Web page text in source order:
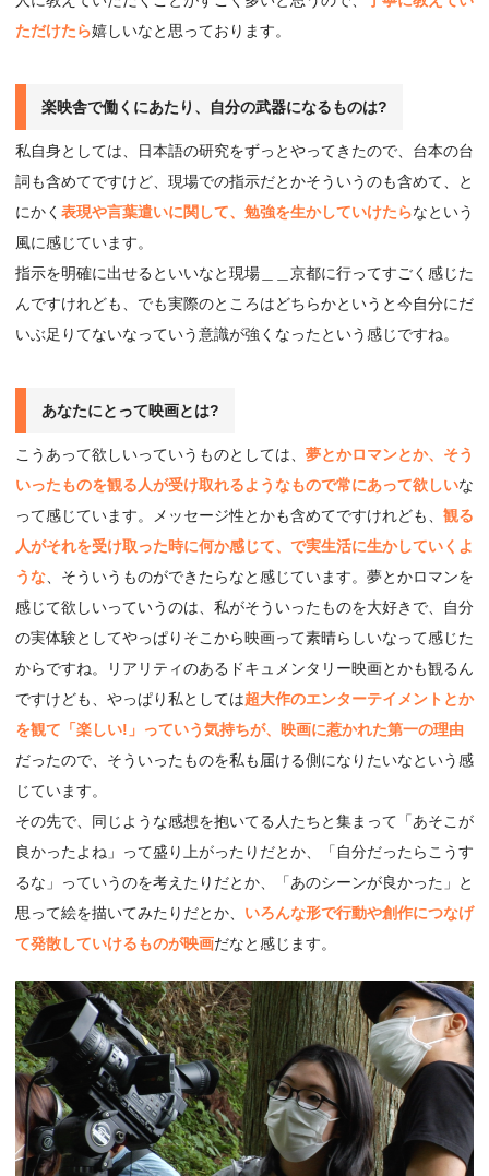
ただけたら嬉しいなと思っております。
楽映舎で働くにあたり、⾃分の武器になるものは?
私自身としては、日本語の研究をずっとやってきたので、台本の台
詞も含めてですけど、現場での指示だとかそういうのも含めて、と
にかく 表現や言葉遣いに関して、勉強を生かしていけたらなという
風に感じています。
指示を明確に出せるといいなと現場＿＿京都に行ってすごく感じた
んですけれども、でも実際のところはどちらかというと今自分にだ
いぶ足りてないなっていう意識が強くなったという感じですね。
あなたにとって映画とは?
こうあって欲しいっていうものとしては、 夢とかロマンとか、そう
いったものを観る人が受け取れるようなもので常にあって欲しいな
って感じています。メッセージ性とかも含めてですけれども、 観る
人がそれを受け取った時に何か感じて、で実生活に生かしていくよ
うな 、そういうものができたらなと感じています。夢とかロマンを
感じて欲しいっていうのは、私がそういったものを大好きで、自分
の実体験としてやっぱりそこから映画って素晴らしいなって感じた
からですね。リアリティのあるドキュメンタリー映画とかも観るん
ですけども、やっぱり私としては超大作のエンターテイメントとか
を観て「楽しい!」っていう気持ちが、映画に惹かれた第一の理由
だったので、そういったものを私も届ける側になりたいなという感
じています。
その先で、同じような感想を抱いてる人たちと集まって「あそこが
良かったよね」って盛り上がったりだとか、「自分だったらこうす
るな」っていうのを考えたりだとか、「あのシーンが良かった」と
思って絵を描いてみたりだとか、 いろんな形で行動や創作につなげ
て発散していけるものが映画だなと感じます。